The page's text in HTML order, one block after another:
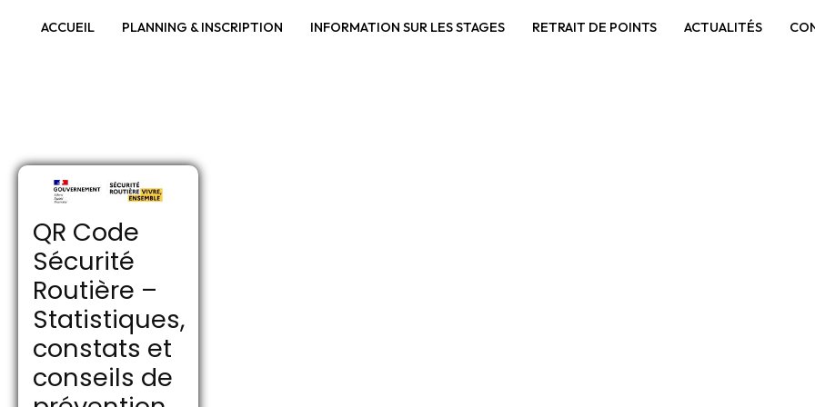
ACCUEIL PLANNING & INSCRIPTION INFORMATION SUR LES STAGES RETRAIT DE POINTS ACTUALITÉS
QR Code
Sécurité
Routière –
Statistiques,
constats et
conseils de